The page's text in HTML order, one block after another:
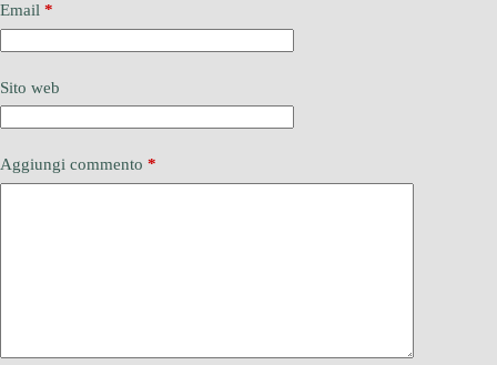
Email *
Sito web
Aggiungi commento *